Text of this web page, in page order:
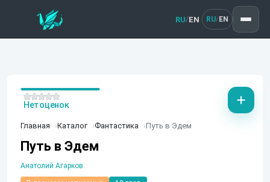
RU/EN RU/ EN
Главная Каталог Фантастика Путь в Эдем
Путь в Эдем
Анатолий Агарков
Нет оценок